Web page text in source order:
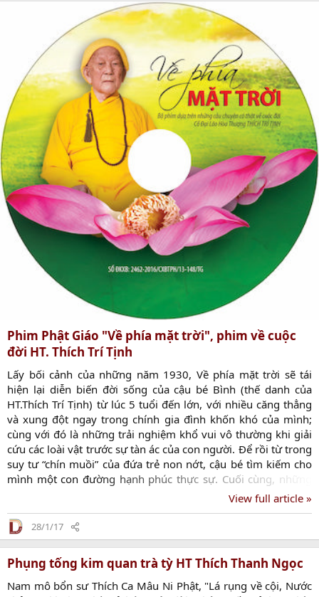
Phim Phật Giáo "Về phía mặt trời", phim về cuộc
đời HT. Thích Trí Tịnh
Lấy bối cảnh của những năm 1930, Về phía mặt trời sẽ tái
hiện lại diễn biến đời sống của cậu bé Bình (thế danh của
HT.Thích Trí Tịnh) từ lúc 5 tuổi đến lớn, với nhiều căng thẳng
và xung đột ngay trong chính gia đình khốn khó của mình;
cùng với đó là những trải nghiệm khổ vui vô thường khi giải
cứu các loài vật trước sự tàn ác của con người. Để rồi từ trong
suy tư “chín muồi” của đứa trẻ non nớt, cậu bé tìm kiếm cho
mình một con đường hạnh phúc thực sự. Cuối cùng, những
thắc mắc vô tận của cậu được giải tỏa khi cậu đến được với
sinh linh nào. Từ đây, bằng một niềm tin sâu sắc và sự mạnh
mẽ trong tâm, cậu bé Bình buông bỏ thế tục, kiên trì với hành
View full article »
28/1/17
Phụng tống kim quan trà tỳ HT Thích Thanh Ngọc
Nam mô bổn sư Thích Ca Mâu Ni Phật, "Lá rụng về cội, Nước